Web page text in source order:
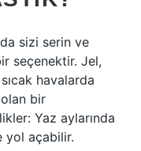
sizi serin ve
seçenektir. Jel,
havalarda
olan bir
Yaz aylarında
yol açabilir.